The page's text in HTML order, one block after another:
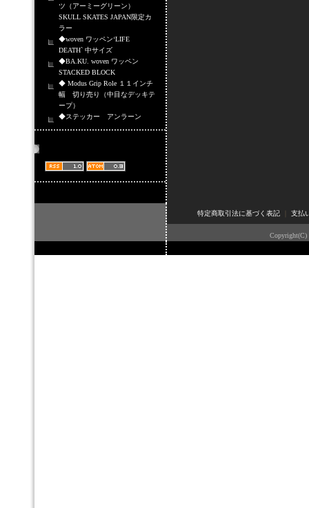
ツ（アーミーグリーン）
SKULL SKATES JAPAN限定カ
ラー
◆woven ワッペン‘LIFE
DEATH` 中サイズ
◆BA.KU. woven ワッペン
STACKED BLOCK
◆ Modus Grip Role １１インチ
幅 切り売り（中目なデッキテ
ープ）
◆ステッカー アンラーン
特定商取引法に基づく表記｜ 支払
Copyright(C)